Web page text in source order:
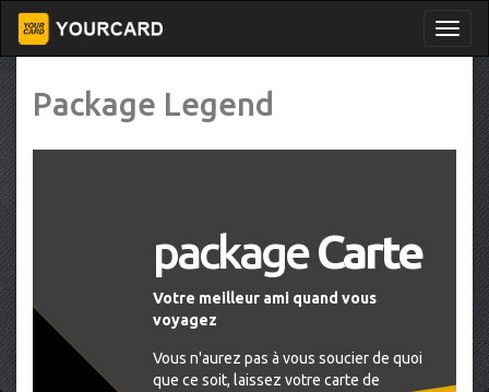
Package Legend
packageCarte
Votre meilleur ami quand vous
voyagez
Vous n'aurez pas à vous soucier de quoi
que ce soit, laissez votre carte de